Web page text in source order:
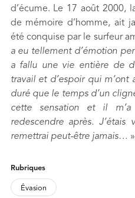
d’écume. Le 17 août 2000,
de mémoire d’homme, ait
été conquise par le surfeur
a eu tellement d’émotion
a fallu une vie entière de
travail et d’espoir qui m’ont
duré que le temps d’un
cette sensation et il
redescendre après.
remettrai peut-être jamais… »
FOOTNOTES
Rubriques
Évasion